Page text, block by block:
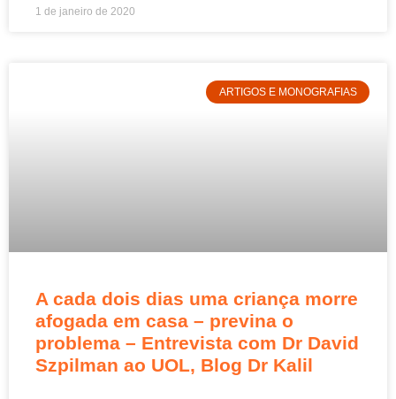
1 de janeiro de 2020
ARTIGOS E MONOGRAFIAS
A cada dois dias uma criança morre
afogada em casa – previna o
problema – Entrevista com Dr David
Szpilman ao UOL, Blog Dr Kalil